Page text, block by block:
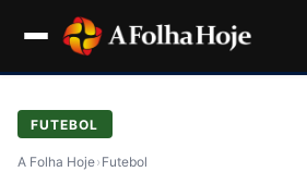
FUTEBOL
A Folha Hoje› Futebol